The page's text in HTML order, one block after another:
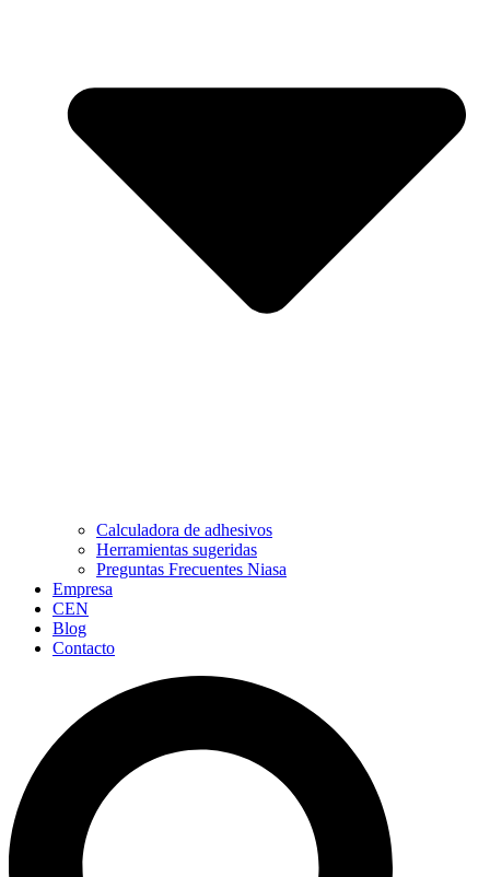
Calculadora de adhesivos
Herramientas sugeridas
Preguntas Frecuentes Niasa
Empresa
CEN
Blog
Contacto